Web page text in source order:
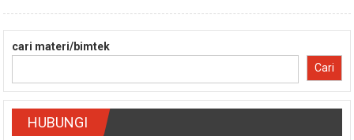
cari materi/bimtek
Cari
HUBUNGI